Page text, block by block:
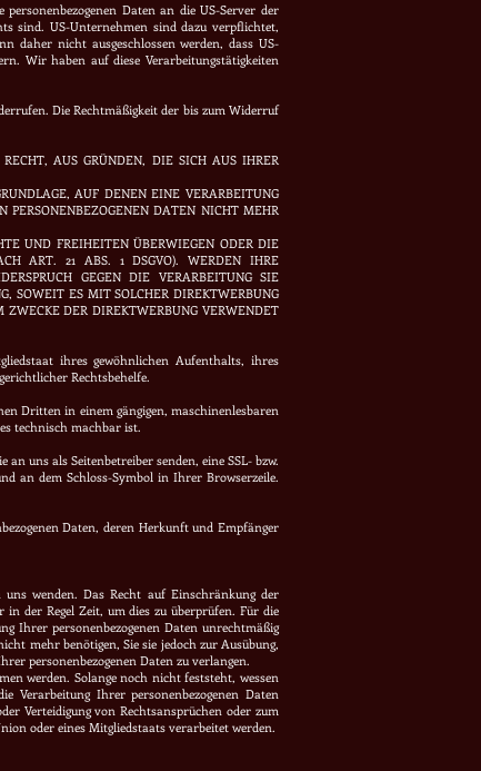
Daten an die US-Server der
sind. US-Unternehmen sind dazu verpflichtet,
daher nicht ausgeschlossen werden, dass US-
Wir haben auf diese Verarbeitungstätigkeiten
Die Rechtmäßigkeit der bis zum Widerruf
AUS GRÜNDEN, DIE SICH AUS IHRER
AUF DENEN EINE VERARBEITUNG
PERSONENBEZOGENEN DATEN NICHT MEHR
UND FREIHEITEN ÜBERWIEGEN ODER DIE
ART. 21 ABS. 1 DSGVO). WERDEN IHRE
GEGEN DIE VERARBEITUNG SIE
SOWEIT ES MIT SOLCHER DIREKTWERBUNG
DER DIREKTWERBUNG VERWENDET
ihres gewöhnlichen Aufenthalts, ihres
Rechtsbehelfe.
Dritten in einem gängigen, maschinenlesbaren
technisch machbar ist.
uns als Seitenbetreiber senden, eine SSL- bzw.
an dem Schloss-Symbol in Ihrer Browserzeile.
Daten, deren Herkunft und Empfänger
wenden. Das Recht auf Einschränkung der
in der Regel Zeit, um dies zu überprüfen. Für die
Ihrer personenbezogenen Daten unrechtmäßig
mehr benötigen, Sie sie jedoch zur Ausübung,
personenbezogenen Daten zu verlangen.
werden. Solange noch nicht feststeht, wessen
Verarbeitung Ihrer personenbezogenen Daten
Verteidigung von Rechtsansprüchen oder zum
oder eines Mitgliedstaats verarbeitet werden.